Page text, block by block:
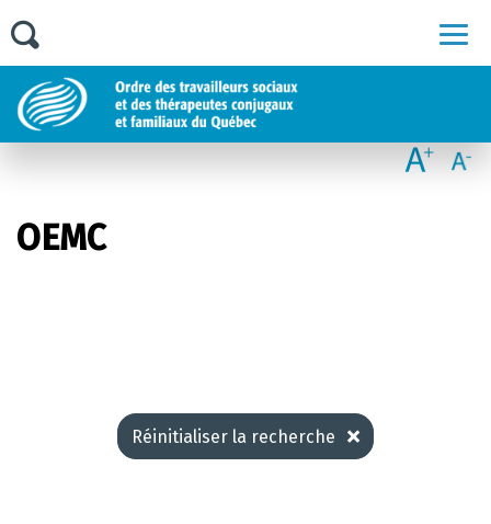
OEMC
Réinitialiser la recherche